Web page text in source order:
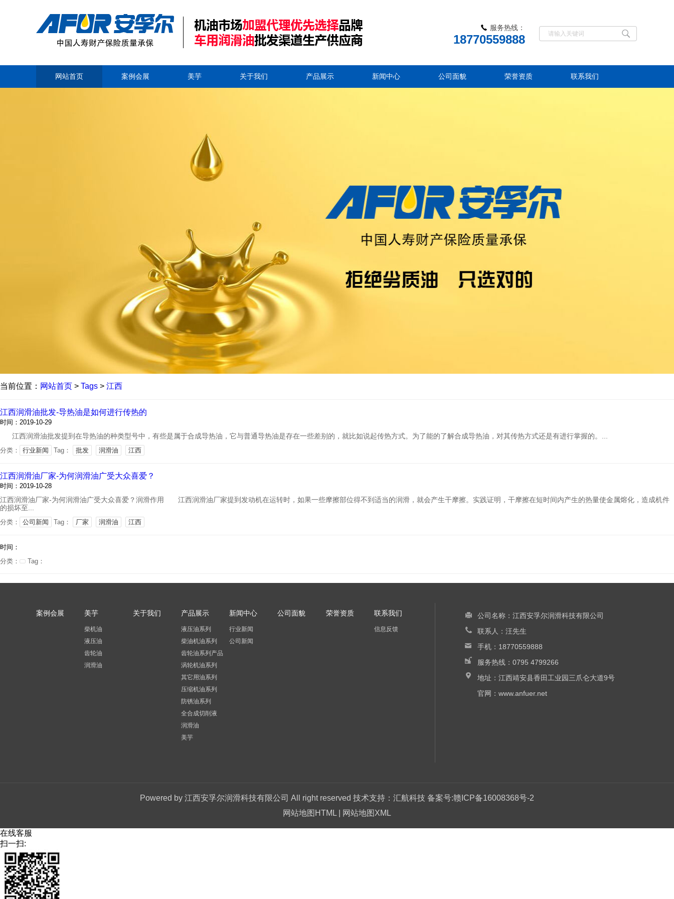
服务热线：
18770559888
网站首页 案例会展 美芋 关于我们 产品展示 新闻中心 公司面貌 荣誉资质 联系我们
当前位置： 网站首页 > Tags > 江西
江西润滑油批发-导热油是如何进行传热的
时间：2019-10-29
江西润滑油批发提到在导热油的种类型号中，有些是属于合成导热油，它与普通导热油是存在一些差别的，就比如说起传热方式。为了能的了解合成导热油，对其传热方式还是有进行掌握的。...
分类： 行业新闻 Tag： 批发 润滑油 江西
江西润滑油厂家-为何润滑油广受大众喜爱？
时间：2019-10-28
江西润滑油厂家-为何润滑油广受大众喜爱？润滑作用 江西润滑油厂家提到发动机在运转时，如果一些摩擦部位得不到适当的润滑，就会产生干摩擦。实践证明，干摩擦在短时间内产生的热量使金属熔化，造成机件
的损坏至...
分类： 公司新闻 Tag： 厂家 润滑油 江西
时间：
分类：
Tag：
案例会展 美芋
柴机油
液压油
齿轮油
润滑油
关于我们 产品展示
液压油系列
柴油机油系列
齿轮油系列产品
涡轮机油系列
其它用油系列
压缩机油系列
防锈油系列
全合成切削液
润滑油
美芋
新闻中心
行业新闻
公司新闻
公司面貌 荣誉资质 联系我们
信息反馈
公司名称： 江西安孚尔润滑科技有限公司
联系人：汪先生
手机： 18770559888
服务热线： 0795 4799266
地址： 江西靖安县香田工业园三爪仑大道9号
官网： www.anfuer.net
Powered by 江西安孚尔润滑科技有限公司 All right reserved 技术支持：汇航科技 备案号:赣ICP备16008368号-2
网站地图HTML
网站地图XML
在线客服
扫一扫: